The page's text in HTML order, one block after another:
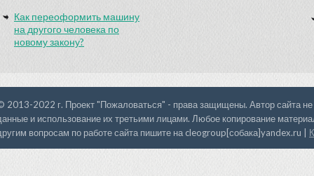
Как переоформить машину
на другого человека по
новому закону?
2013-2022 г. Проект "Пожаловаться" - права защищены. Автор сайта не
и использование их третьими лицами. Любое копирование
вопросам по работе сайта пишите на cleogroup[собака]yandex.ru |